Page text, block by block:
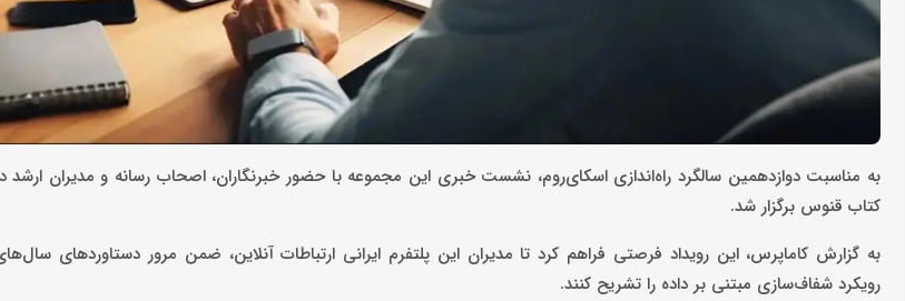
به‌ مناسبت دوازدهمین سالگرد راه‌اندازی اسکای‌روم، نشست خبری این مجموعه با حضور خبرنگاران، اصحاب رسانه و مدیران
کتاب قنوس برگزار شد.
به گزارش کاماپرس، این رویداد فرصتی فراهم کرد تا مدیران این پلتفرم ایرانی ارتباطات آنلاین، ضمن مرور دستاوردهای
رویکرد شفاف‌سازی مبتنی بر داده را تشریح کنند.